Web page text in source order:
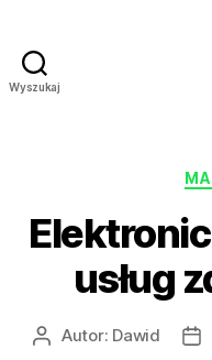
Wyszukaj
usług
AutorAutor: Dawid